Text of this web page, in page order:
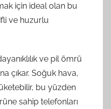
için ideal olan bu
ve huzurlu
ve pil ömrü
çıkar. Soğuk hava,
bu yüzden
sahip telefonları